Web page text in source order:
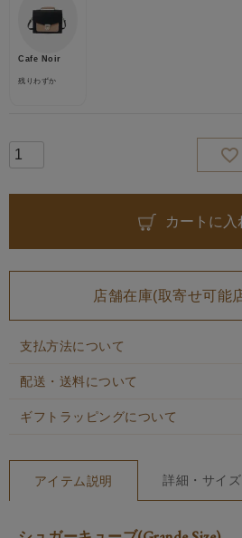
Cafe Noir
残りわずか
カートに入
店舗在庫(取寄せ可能
支払方法について
配送・送料について
ギフトラッピングについて
アイテム説明 詳細・サイズ